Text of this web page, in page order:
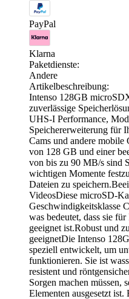
PayPal
Klarna
Paketdienste:
Andere
Artikelbeschreibung:
Intenso 128GB
zuverlässige
UHS-I Performance,
Speichererweiterung für
Cams und andere mobile
von 128 GB und einer
von bis zu 90 MB/s sind
wichtigen Momente
Dateien zu
VideosDiese microSD-
Geschwindigkeitsklasse
was bedeutet, dass sie
geeignet ist.Robust und
geeignetDie Intenso
speziell entwickelt, um
funktionieren. Sie ist
resistent und
Sorgen machen müssen,
Elementen ausgesetzt ist.